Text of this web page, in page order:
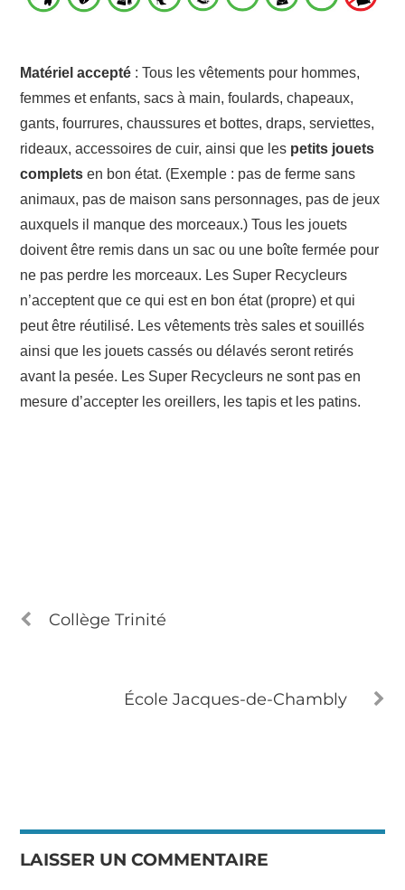
Matériel accepté : Tous les vêtements pour hommes,
femmes et enfants, sacs à main, foulards, chapeaux,
gants, fourrures, chaussures et bottes, draps, serviettes,
rideaux, accessoires de cuir, ainsi que les petits jouets
complets en bon état. (Exemple : pas de ferme sans
animaux, pas de maison sans personnages, pas de jeux
auxquels il manque des morceaux.) Tous les jouets
doivent être remis dans un sac ou une boîte fermée pour
ne pas perdre les morceaux. Les Super Recycleurs
n’acceptent que ce qui est en bon état (propre) et qui
peut être réutilisé. Les vêtements très sales et souillés
ainsi que les jouets cassés ou délavés seront retirés
avant la pesée. Les Super Recycleurs ne sont pas en
mesure d’accepter les oreillers, les tapis et les patins.
Collège Trinité
École Jacques-de-Chambly
LAISSER UN COMMENTAIRE